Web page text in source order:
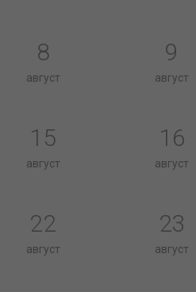
8
август
9
август
15
август
16
август
22
август
23
август